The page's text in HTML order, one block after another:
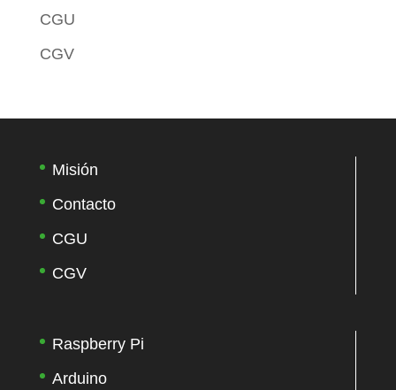
CGU
CGV
Misión
Contacto
CGU
CGV
Raspberry Pi
Arduino